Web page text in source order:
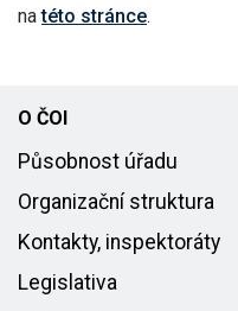
natéto stránce.
O ČOI
Působnost úřadu
Organizační struktura
Kontakty, inspektoráty
Legislativa